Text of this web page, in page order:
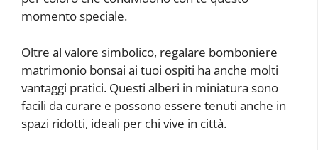
momento speciale.
Oltre al valore simbolico, regalare bomboniere
matrimonio bonsai ai tuoi ospiti ha anche molti
vantaggi pratici. Questi alberi in miniatura sono
facili da curare e possono essere tenuti anche in
spazi ridotti, ideali per chi vive in città.